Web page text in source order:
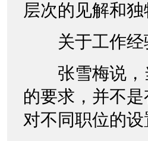
层次的见解和独
关于工作经
张雪梅说，
的要求，并不
对不同职位的设